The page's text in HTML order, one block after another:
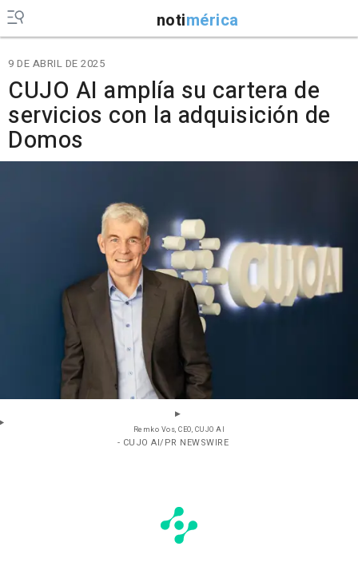
notimérica
9 DE ABRIL DE 2025
CUJO AI amplía su cartera de
servicios con la adquisición de
Domos
Remko Vos, CEO, CUJO AI
- CUJO AI/PR NEWSWIRE